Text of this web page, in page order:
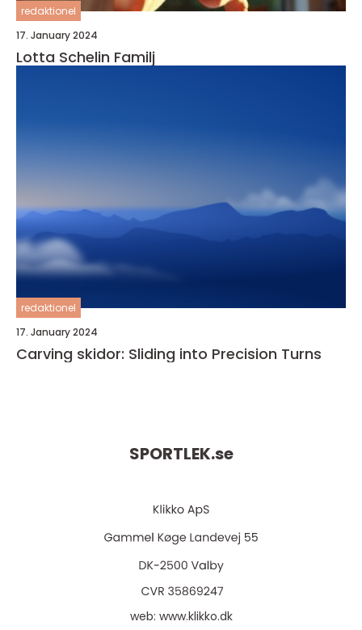
redaktionel
17. January 2024
Lotta Schelin Familj
redaktionel
17. January 2024
Carving skidor: Sliding into Precision Turns
SPORTLEK.se
web: www.klikko.dk